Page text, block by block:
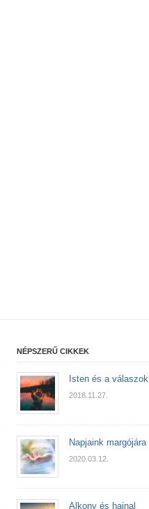
NÉPSZERŰ CIKKEK
Isten és a válaszok
2018.11.27.
Napjaink margójára
2020.03.12.
Alkony és hajnal